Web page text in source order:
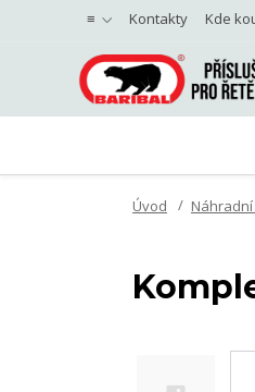
≡ Kontakty Kde
Úvod